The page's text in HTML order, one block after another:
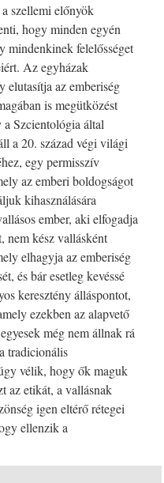
szellemi előnyök
hogy minden egyén
mindenkinek felelősséget
Az egyházak
elutasítja az emberiség
is megütközést
Szcientológia által
a 20. század végi világi
egy permisszív
az emberi boldogságot
kihasználására
ember, aki elfogadja
nem kész vallásként
elhagyja az emberiség
és bár esetleg kevéssé
keresztény álláspontot,
ezekben az alapvető
még nem állnak rá
tradicionális
vélik, hogy ők maguk
az etikát, a vallásnak
igen eltérő rétegei
ellenzik a